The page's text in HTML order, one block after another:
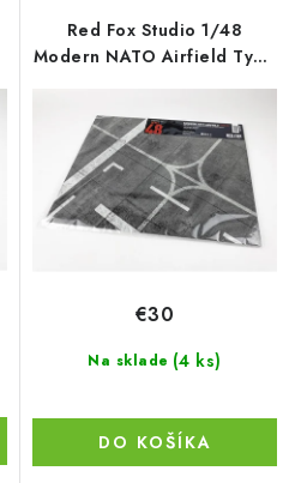
Red Fox Studio 1/48
Modern NATO Airfield Type
Na sklade (4 ks)
€30
DO KOŠÍKA